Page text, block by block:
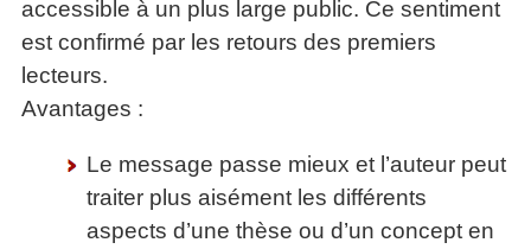
accessible à un plus large public. Ce sentiment
est confirmé par les retours des premiers
lecteurs.
Avantages :
Le message passe mieux et l’auteur peut
traiter plus aisément les différents
aspects d’une thèse ou d’un concept en